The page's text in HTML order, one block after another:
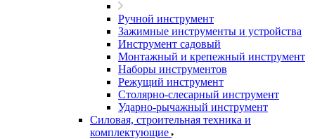
Ручной инструмент
Зажимные инструменты и устройства
Инструмент садовый
Монтажный и крепежный инструмент
Наборы инструментов
Режущий инструмент
Столярно-слесарный инструмент
Ударно-рычажный инструмент
Силовая, строительная техника и
комплектующие